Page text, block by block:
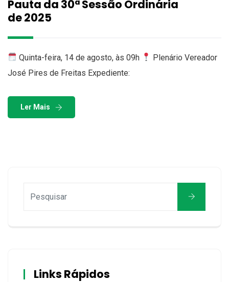
Pauta da 30ª Sessão Ordinária
de 2025
Quinta-feira, 14 de agosto, às 09h
Plenário Vereador
José Pires de Freitas Expediente:
Ler Mais
Links Rápidos